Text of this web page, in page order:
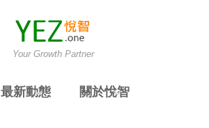
Your Growth Partner
最新動態 關於悅智